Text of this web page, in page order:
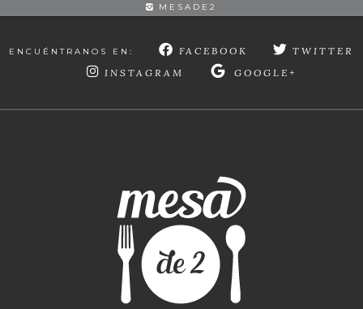
MESADE2
ENCUÉNTRANOS EN: FACEBOOK
TWITTER
INSTAGRAM
GOOGLE+